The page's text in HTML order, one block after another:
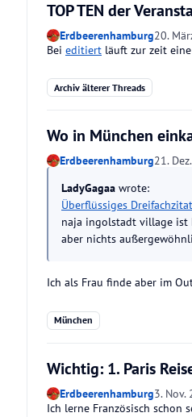
TOP TEN der
Erdbeerenhamburg20.
Bei editiert läuft zur zeit
Archiv älterer Threads
Wo in München
Erdbeerenhamburg21.
LadyGagaa wrote:
Überflüssiges Dreifachzitat
naja ingolstadt village ist
aber nichts
Ich als Frau finde aber im
München
Wichtig: 1. Paris
Erdbeerenhamburg3. Nov.
Ich lerne Französisch schon